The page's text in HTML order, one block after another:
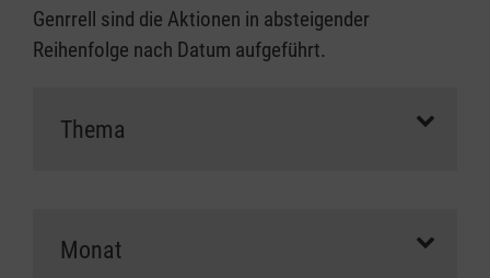
Genrrell sind die Aktionen in absteigender
Reihenfolge nach Datum aufgeführt.